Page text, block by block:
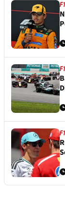
F1
F1
F1